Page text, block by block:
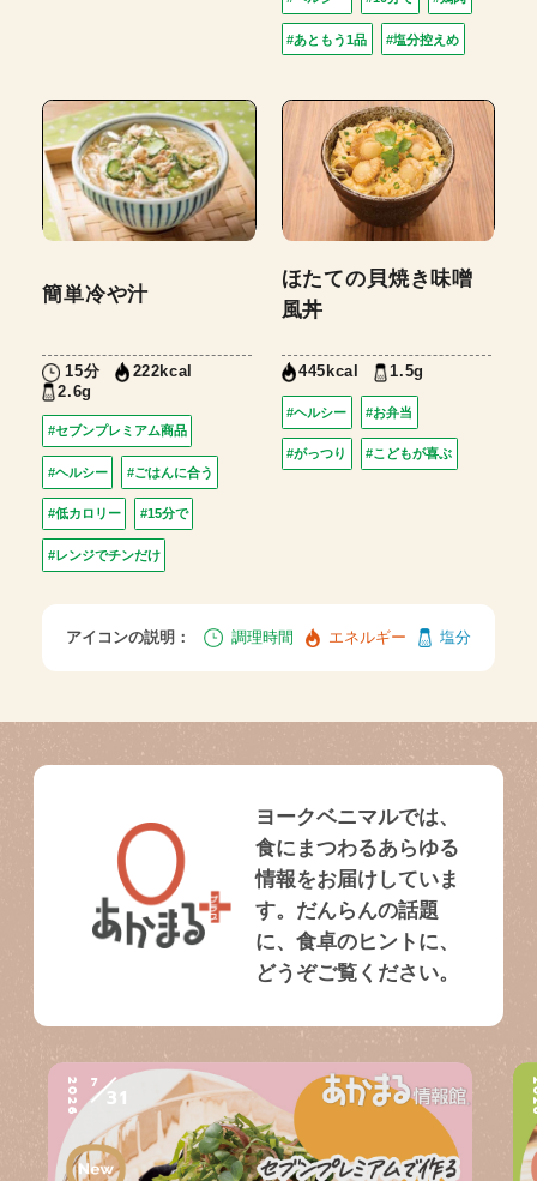
#あともう1品 #塩分控えめ
簡単冷や汁
15分
222kcal
2.6g
#セブンプレミアム商品
#ヘルシー #ごはんに合う
#低カロリー #15分で
#レンジでチンだけ
ほたての貝焼き味噌
風丼
445kcal 1.5g
#ヘルシー #お弁当
#がっつり #こどもが喜ぶ
アイコンの説明： 調理時間 エネルギー 塩分
ヨークベニマルでは、
食にまつわるあらゆる
情報をお届けしていま
す。だんらんの話題
に、食卓のヒントに、
どうぞご覧ください。
2026 7
31